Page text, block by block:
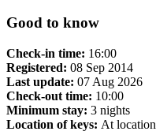
Good to know
Check-in time: 16:00
Registered: 08 Sep 2014
Last update: 07 Aug 2026
Check-out time: 10:00
Minimum stay: 3 nights
Location of keys: At location